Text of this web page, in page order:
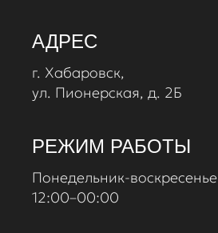
АДРЕС
г. Хабаровск,
ул. Пионерская, д. 2Б
РЕЖИМ РАБОТЫ
Понедельник-воскресенье
12:00–00:00